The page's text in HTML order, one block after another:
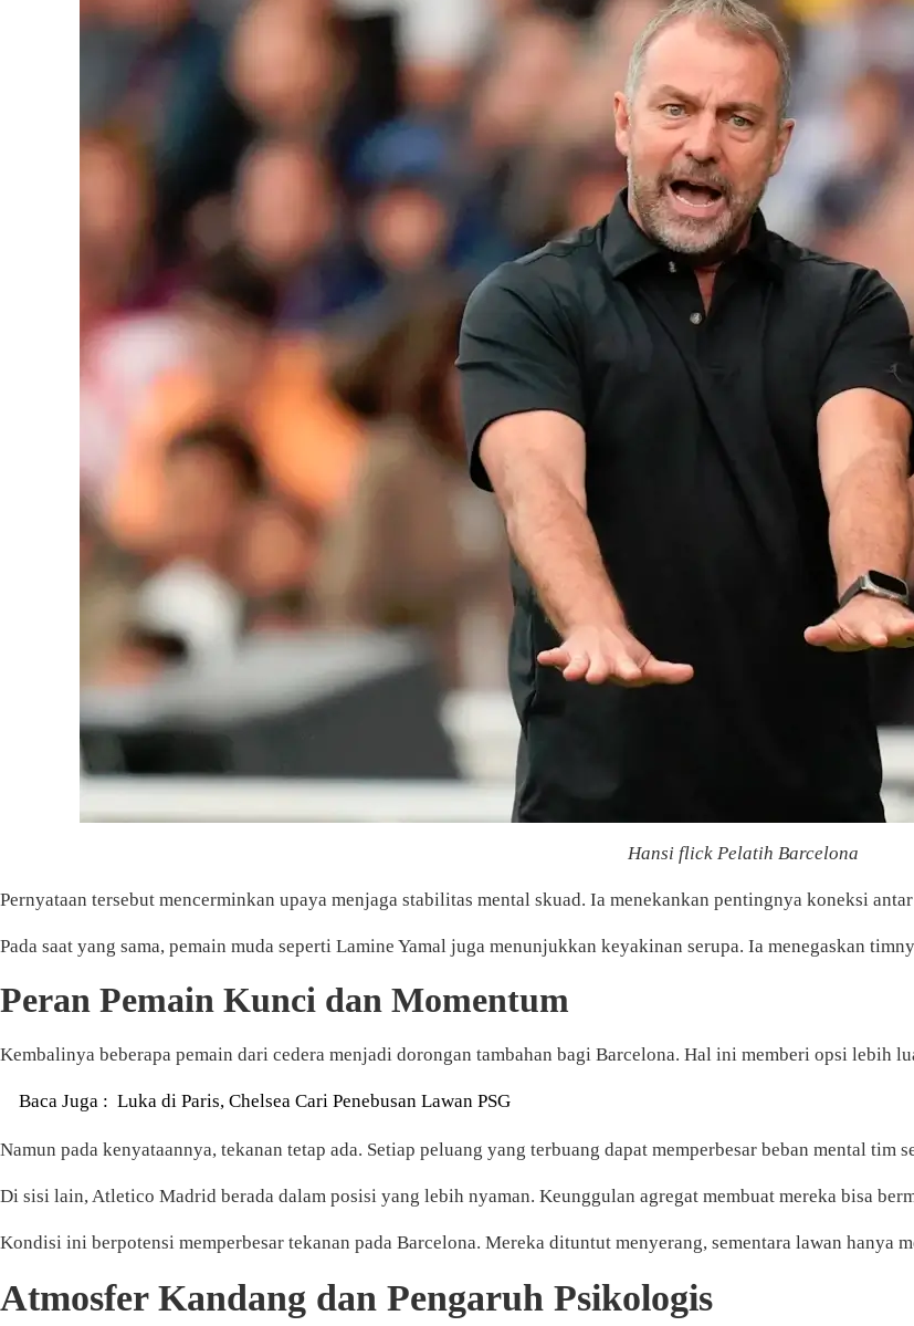
Hansi flick Pelatih Barcelona
Pernyataan tersebut mencerminkan upaya menjaga stabilitas mental skuad. Ia menekankan pentingnya koneksi
Pada saat yang sama, pemain muda seperti Lamine Yamal juga menunjukkan keyakinan serupa. Ia menegaskan
Peran Pemain Kunci dan Momentum
Kembalinya beberapa pemain dari cedera menjadi dorongan tambahan bagi Barcelona. Hal ini memberi opsi lebih
Baca Juga : Luka di Paris, Chelsea Cari Penebusan Lawan PSG
Namun pada kenyataannya, tekanan tetap ada. Setiap peluang yang terbuang dapat memperbesar beban mental tim
Di sisi lain, Atletico Madrid berada dalam posisi yang lebih nyaman. Keunggulan agregat membuat mereka bisa
Kondisi ini berpotensi memperbesar tekanan pada Barcelona. Mereka dituntut menyerang, sementara lawan hanya
Atmosfer Kandang dan Pengaruh Psikologis